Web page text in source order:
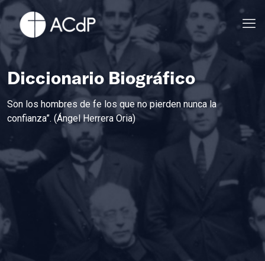
Diccionario Biográfico
Son los hombres de fe los que no pierden nunca la
confianza”. (Ángel Herrera Oria)